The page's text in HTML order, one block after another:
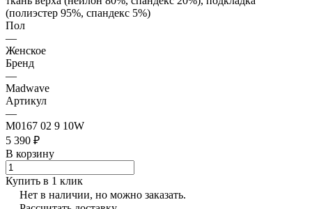
(полиэстер 95%, спандекс 5%)
Пол
—
Женское
Бренд
—
Madwave
Артикул
—
M0167 02 9 10W
5 390 ₽
В корзину
Купить в 1 клик
Нет в наличии, но можно заказать.